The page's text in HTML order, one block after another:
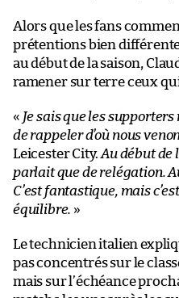
Alors que les fans
prétentions bien
au début de la saison,
ramener sur terre ceux
« Je sais que les
de rappeler d’où nous
Leicester City.Au début de
parlait que de relégation.
C’est fantastique, mais
équilibre. »
Le technicien italien
pas concentrés sur le
mais sur l’échéance